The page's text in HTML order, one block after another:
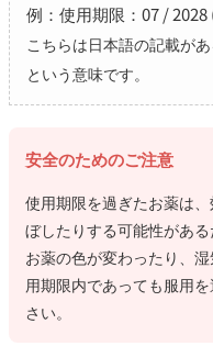
例：使用期限：07 / 2028
こちらは日本語の記載が
という意味です。
安全のためのご注意
使用期限を過ぎたお薬は
ぼしたりする可能性がある
お薬の色が変わったり、
用期限内であっても服用
さい。